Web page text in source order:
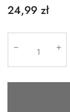
24,99 zł